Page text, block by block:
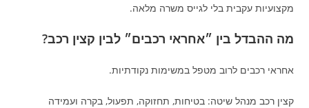
מקצועיות עקבית בלי לגייס משרה מלאה.
מה ההבדל בין ״אחראי רכבים״ לבין קצין רכב?
אחראי רכבים לרוב מטפל במשימות נקודתיות.
קצין רכב מנהל שיטה: בטיחות, תחזוקה, תפעול, בקרה ועמידה